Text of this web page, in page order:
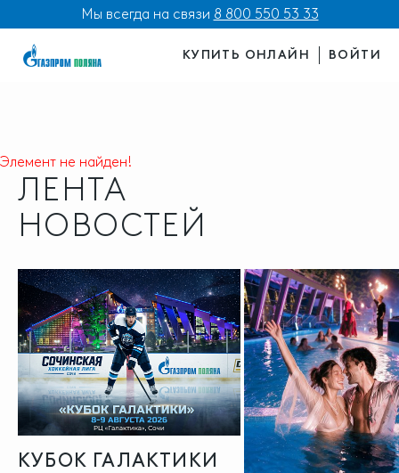
Мы всегда на связи 8 800 550 53 33
КУПИТЬ ОНЛАЙН ВОЙТИ
Элемент не найден!
ЛЕНТА
НОВОСТЕЙ
КУБОК ГАЛАКТИКИ